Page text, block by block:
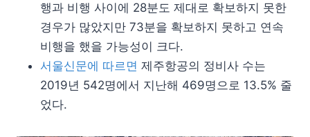
행과 비행 사이에 28분도 제대로 확보하지 못한
경우가 많았지만 73분을 확보하지 못하고 연속
비행을 했을 가능성이 크다.
서울신문에 따르면 제주항공의 정비사 수는
2019년 542명에서 지난해 469명으로 13.5% 줄
었다.